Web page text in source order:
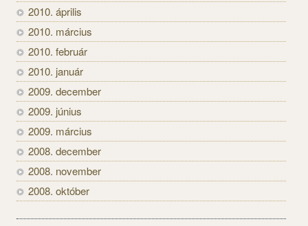
2010. április
2010. március
2010. február
2010. január
2009. december
2009. június
2009. március
2008. december
2008. november
2008. október